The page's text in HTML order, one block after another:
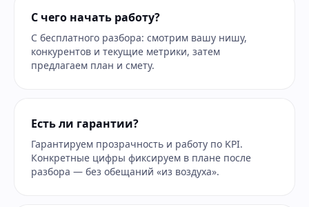
С чего начать работу?
С бесплатного разбора: смотрим вашу нишу,
конкурентов и текущие метрики, затем
предлагаем план и смету.
Есть ли гарантии?
Гарантируем прозрачность и работу по KPI.
Конкретные цифры фиксируем в плане после
разбора — без обещаний «из воздуха».